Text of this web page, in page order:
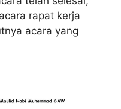
rapat kerja
acara yang